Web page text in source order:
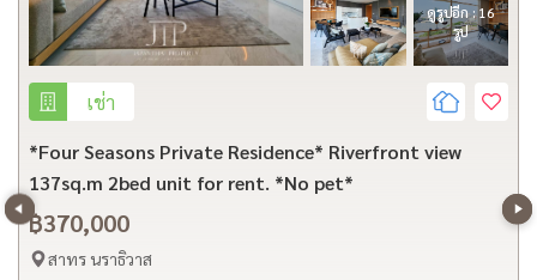
ดูรูปอีก : 16
รูป
เช่า
*Four Seasons Private Residence* Riverfront view
137sq.m 2bed unit for rent. *No pet*
฿370,000
สาทร นราธิวาส